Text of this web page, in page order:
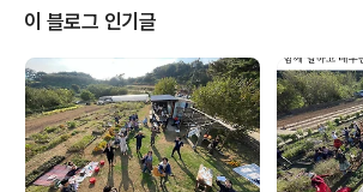
다.이 그룹은 장애와 농업 심포지엄이 표방했던 것처럼 자
발적인 참여와 이야기의 힘, 상호지지와 연결을 중요하게
생각하고요!아무쪼록 다양한 현장의 사람들이 서로 연결되
고 도움을 주고받을 수 있는 플랫폼으로 성장하기를 희망
합니다! +여기 꿈이자라는뜰 블로그는 꿈이자라는뜰 소식
을 정리해서 공유하고 아카이빙..
이 블로그 인기글